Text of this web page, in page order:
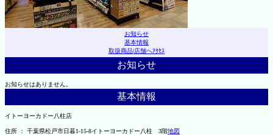
お知らせ
基本情報
取扱商品|店舗へｱｸｾｽ
お知らせ
お知らせはありません。
基本情報
イトーヨーカドー八柱店
住所 ： 千葉県松戸市日暮1-15-8イトーヨーカドー八柱 3階地図